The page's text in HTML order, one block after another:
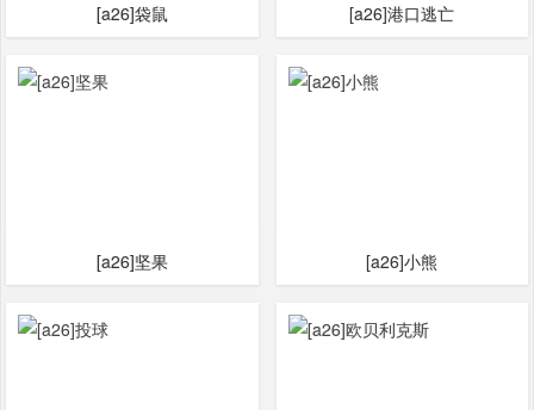
[a26]袋鼠 [a26]港口逃亡
[a26]坚果 [a26]小熊